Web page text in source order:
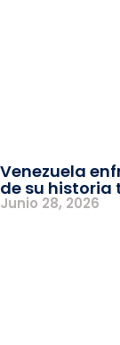
Venezuela
de su
Junio 28, 2026